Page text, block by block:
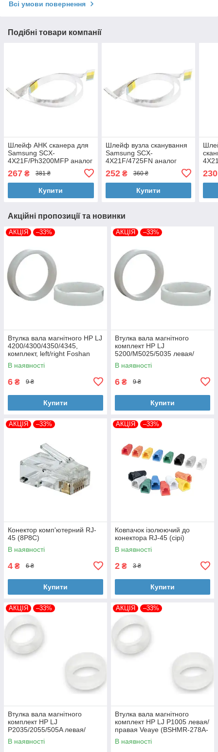
Всі умови повернення
Подібні товари компанії
Шлейф AHK сканера для
Samsung SCX-
4X21F/Ph3200MFP аналог
267 ₴ 381 ₴
Купити
Шлейф вузла сканування
Samsung SCX-
4X21F/4725FN аналог
JC39-00408A BASF (BASF-
JC39-00408A)
252₴ 360 ₴
Купити
230
Акційні пропозиції та новинки
АКЦІЯ –33%
Втулка вала магнітного HP LJ
4200/4300/4350/4345,
комплект, left/right Foshan
(MAG-1338A-BSH-Foshan)
В наявності
6 ₴ 9 ₴
Купити
АКЦІЯ –33%
Втулка вала магнітного
комплект HP LJ
5200/M5025/5035 левая/
правая Foshan (MAG-7516A-
BSH-Foshan)
В наявності
6 ₴ 9 ₴
Купити
АКЦІЯ –33%
Конектор комп'ютерний RJ-
45 (8P8C)
В наявності
4 ₴ 6 ₴
Купити
АКЦІЯ –33%
Ковпачок ізолюючий до
конектора RJ-45 (сірі)
В наявності
2 ₴ 3 ₴
Купити
АКЦІЯ –33%
Втулка вала магнітного
комплект HP LJ
P2035/2055/505A левая/
правая Veaye (BSHMR-505A-
VE)
В наявності
АКЦІЯ –33%
Втулка вала магнітного
комплект HP LJ P1005 левая/
правая Veaye (BSHMR-278A-
VE)
В наявності